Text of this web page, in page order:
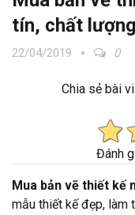
tín, chất
22/04/2019 0
Chia sẻ bài
Đánh
Mua bản vẽ thiết kế
mẫu thiết kế đẹp, làm